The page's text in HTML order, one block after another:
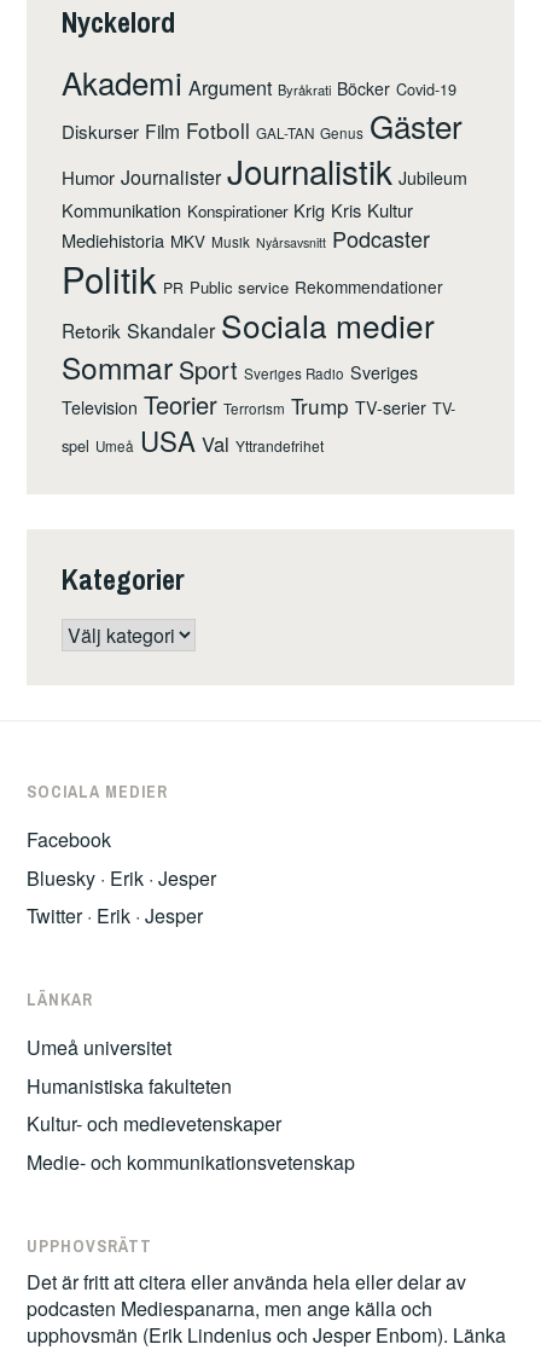
Nyckelord
Akademi Argument Byråkrati Böcker Covid-19
Diskurser Film Fotboll GAL-TAN Genus Gäster
Humor Journalister Journalistik Jubileum
Kommunikation Konspirationer Krig Kris Kultur
Mediehistoria MKV Musik Nyårsavsnitt Podcaster
Politik PR Public service Rekommendationer
Retorik Skandaler Sociala medier
Sommar Sport Sveriges Radio Sveriges
Television Teorier Terrorism Trump TV-serier TV-
spel Umeå USA Val Yttrandefrihet
Kategorier
Kategorier
SOCIALA MEDIER
Facebook
Bluesky · Erik ·Jesper
Twitter· Erik ·Jesper
LÄNKAR
Umeå universitet
Humanistiska fakulteten
Kultur- och medievetenskaper
Medie- och kommunikationsvetenskap
UPPHOVSRÄTT
Det är fritt att citera eller använda hela eller delar av
podcasten Mediespanarna, men ange källa och
upphovsmän (Erik Lindenius och Jesper Enbom). Länka